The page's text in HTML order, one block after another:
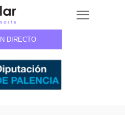
DIRECTO